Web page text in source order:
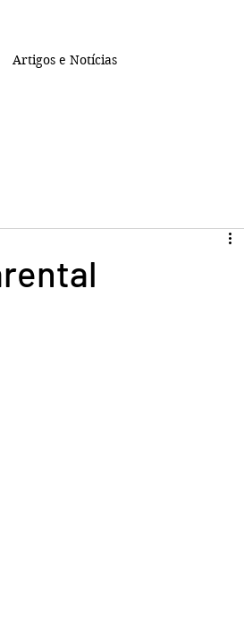
Artigos e Notícias